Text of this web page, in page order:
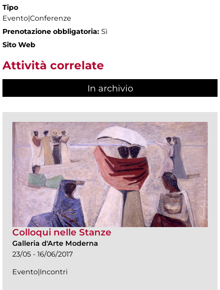
Tipo
Evento|Conferenze
Prenotazione obbligatoria: Sì
Sito Web
Attività correlate
In archivio
Colloqui nelle Stanze
Galleria d'Arte Moderna
23/05 - 16/06/2017
Evento|Incontri